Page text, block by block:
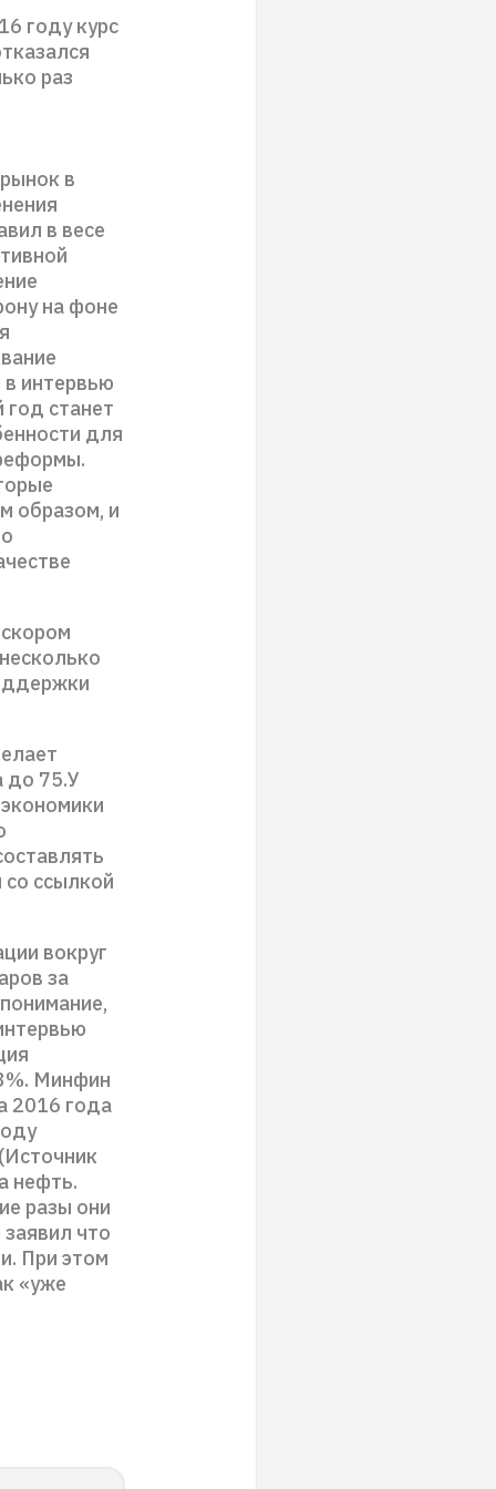
году курс
раз
в
в весе
на фоне
интервью
станет
для
образом, и
до 75.У
ссылкой
вокруг
за
Минфин
2016 года
нефть.
разы они
что
При этом
«уже